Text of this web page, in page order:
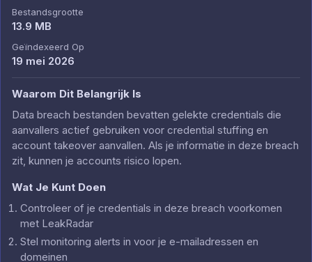
Bestandsgrootte
13.9 MB
Geïndexeerd Op
19 mei 2026
Waarom Dit Belangrijk Is
Data breach bestanden bevatten gelekte credentials die
aanvallers actief gebruiken voor credential stuffing en
account takeover aanvallen. Als je informatie in deze breach
zit, kunnen je accounts risico lopen.
Wat Je Kunt Doen
Controleer of je credentials in deze breach voorkomen
met LeakRadar
Stel monitoring alerts in voor je e-mailadressen en
domeinen